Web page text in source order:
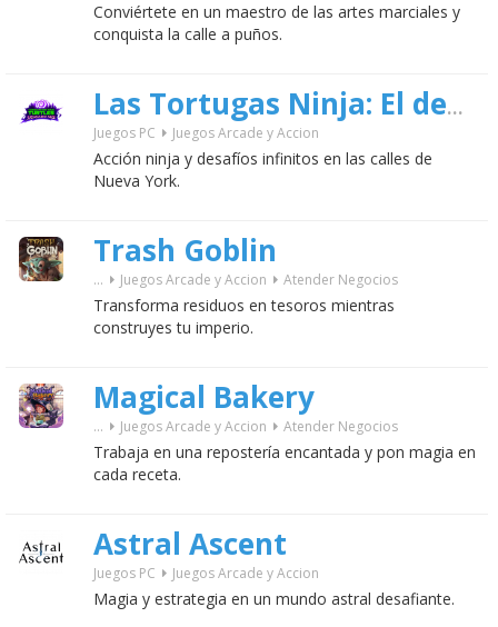
Conviértete en un maestro de las artes marciales y
conquista la calle a puños.
Las Tortugas Ninja: El destino de Splinter
Juegos PC Juegos Arcade y Accion
Acción ninja y desafíos infinitos en las calles de
Nueva York.
Trash Goblin
... Juegos Arcade y Accion Atender Negocios
Transforma residuos en tesoros mientras
construyes tu imperio.
Magical Bakery
... Juegos Arcade y Accion Atender Negocios
Trabaja en una repostería encantada y pon magia en
cada receta.
Astral Ascent
Juegos PC Juegos Arcade y Accion
Magia y estrategia en un mundo astral desafiante.